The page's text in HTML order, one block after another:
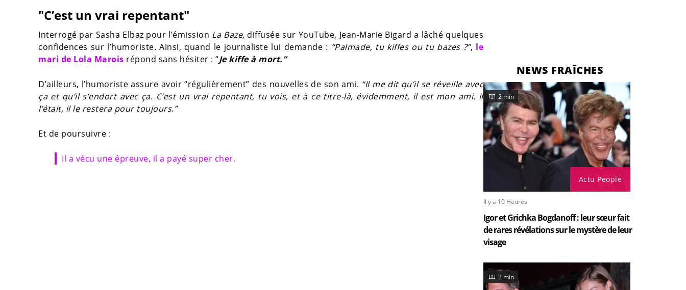
"C’est un vrai repentant"
Interrogé par Sasha Elbaz pour l’émission La Baze, diffusée sur YouTube, Jean-Marie Bigard a lâché quelques
confidences sur l’humoriste. Ainsi, quand le journaliste lui demande : “Palmade, tu kiffes ou tu bazes ?”, le
mari de Lola Marois répond sans hésiter : “Je kiffe à mort.”
D’ailleurs, l’humoriste assure avoir “régulièrement” des nouvelles de son ami. “Il me dit qu’il se réveille avec
ça et qu’il s’endort avec ça. C’est un vrai repentant, tu vois, et à ce titre-là, évidemment, il est mon ami. Il
l’était, il le restera pour toujours.”
Et de poursuivre :
Il a vécu une épreuve, il a payé super cher.
NEWS FRAÎCHES
Actu People
2 min
Il y a 10 Heures
Igor et Grichka Bogdanoff : leur sœur fait
de rares révélations sur le mystère de leur
visage
2 min